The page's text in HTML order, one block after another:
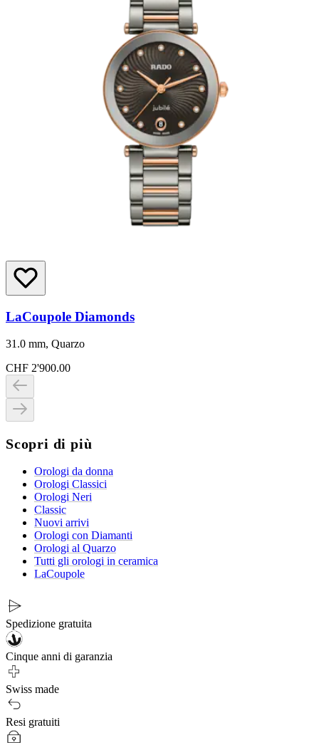
LaCoupole Diamonds
31.0 mm, Quarzo
CHF 2'900.00
Scopri di più
Orologi da donna
Orologi Classici
Orologi Neri
Classic
Nuovi arrivi
Orologi con Diamanti
Orologi al Quarzo
Tutti gli orologi in ceramica
LaCoupole
Spedizione gratuita
Cinque anni di garanzia
Swiss made
Resi gratuiti